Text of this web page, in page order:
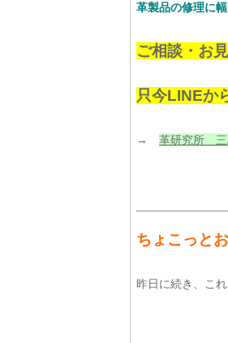
革製品の修理に
ご相談・お
只今LINEか
→ 革研究所 三
ちょこっと
昨日に続き、こ